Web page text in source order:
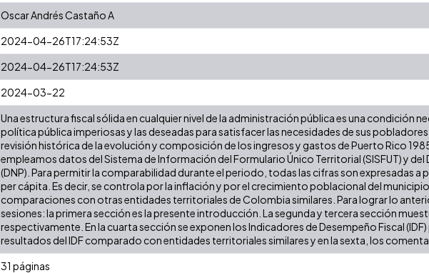
Oscar Andrés Castaño A
2024-04-26T17:24:53Z
2024-04-26T17:24:53Z
2024-03-22
Una estructura fiscal sólida en cualquier nivel de la administración pública es una condición
política pública imperiosas y las deseadas para satisfacer las necesidades de sus
revisión histórica de la evolución y composición de los ingresos y gastos de Puerto Rico
empleamos datos del Sistema de Información del Formulario Único Territorial (SISFUT) y
(DNP). Para permitir la comparabilidad durante el periodo, todas las cifras son expresadas
per cápita. Es decir, se controla por la inflación y por el crecimiento poblacional del
comparaciones con otras entidades territoriales de Colombia similares. Para lograr lo
sesiones: la primera sección es la presente introducción. La segunda y tercera sección
respectivamente. En la cuarta sección se exponen los Indicadores de Desempeño Fiscal
resultados del IDF comparado con entidades territoriales similares y en la sexta, los
31 páginas